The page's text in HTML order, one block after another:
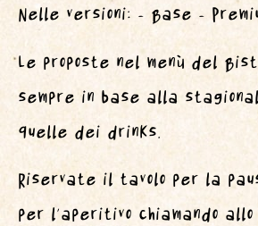
Nelle versioni: – Base –
Le proposte nel menù del
sempre in base alla
quelle dei drinks.
Riservate il tavolo per la
per l’aperitivo chiamando allo